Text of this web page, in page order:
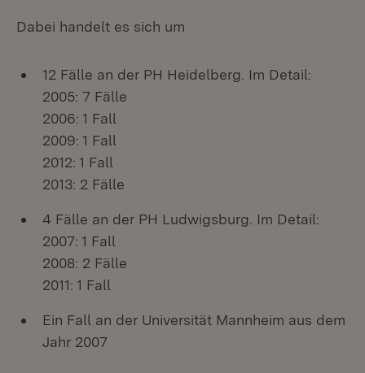
Dabei handelt es sich um
12 Fälle an der PH Heidelberg. Im Detail:
2005: 7 Fälle
2006: 1 Fall
2009: 1 Fall
2012: 1 Fall
2013: 2 Fälle
4 Fälle an der PH Ludwigsburg. Im Detail:
2007: 1 Fall
2008: 2 Fälle
2011: 1 Fall
Ein Fall an der Universität Mannheim aus dem
Jahr 2007